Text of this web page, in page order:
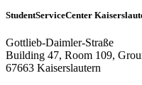
StudentServiceCenter
Gottlieb-Daimler-Straße
Building 47, Room 109,
67663 Kaiserslautern